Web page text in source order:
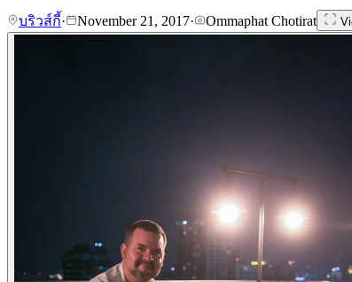
บริวส์กี้· November 21, 2017· Ommaphat Chotirat